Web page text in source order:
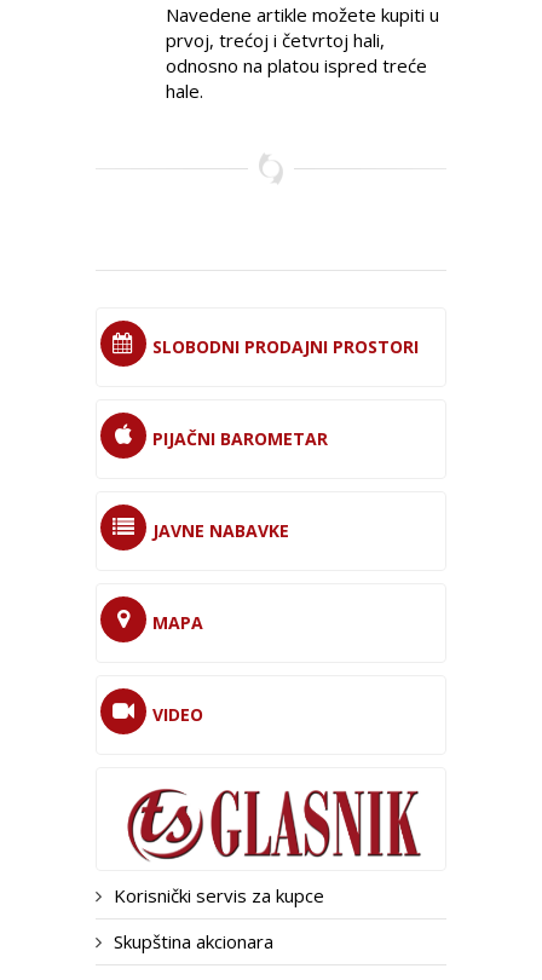
Navedene artikle možete kupiti u
prvoj, trećoj i četvrtoj hali,
odnosno na platou ispred treće
hale.
SLOBODNI PRODAJNI PROSTORI
PIJAČNI BAROMETAR
JAVNE NABAVKE
MAPA
VIDEO
Korisnički servis za kupce
Skupština akcionara